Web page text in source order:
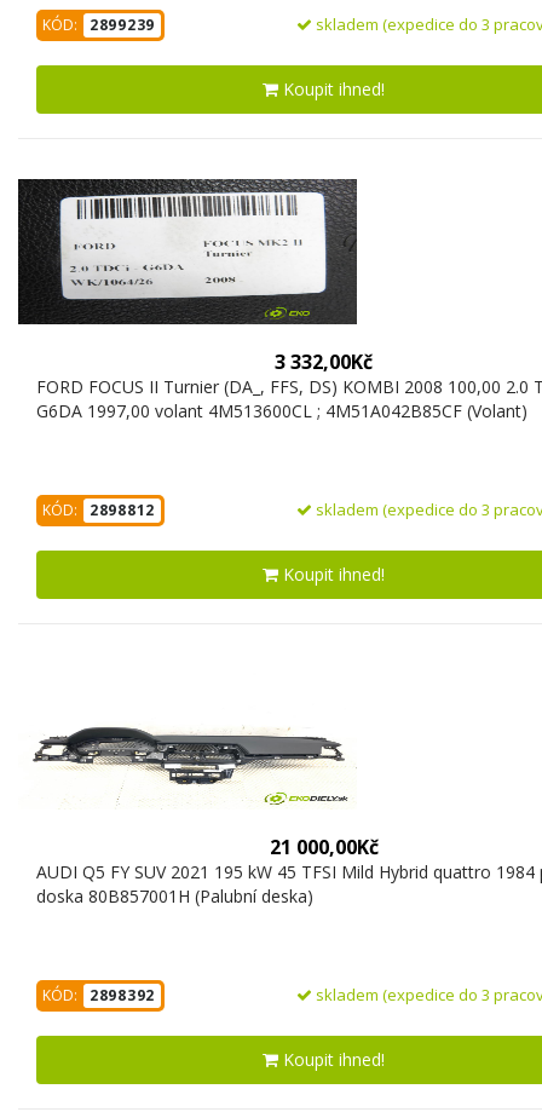
KÓD: 2899239 skladem (expedice do 3
Koupit ihned!
3 332,00Kč
FORD FOCUS II Turnier (DA_, FFS, DS) KOMBI 2008 100,00 2.0
G6DA 1997,00 volant 4M513600CL ; 4M51A042B85CF (Volant)
KÓD: 2898812 skladem (expedice do 3
Koupit ihned!
21 000,00Kč
AUDI Q5 FY SUV 2021 195 kW 45 TFSI Mild Hybrid quattro 1984
doska 80B857001H (Palubní deska)
KÓD: 2898392 skladem (expedice do 3
Koupit ihned!